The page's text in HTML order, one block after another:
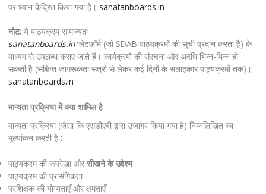
पर ध्यान केंद्रित किया गया है। sanatanboards.in
नोट:ये पाठ्यक्रम सामान्यतः
sanatanboards.inप्लेटफॉर्म (जो SDAB पाठ्यक्रमों की सूची प्रदान करता है) के
माध्यम से उपलब्ध कराए जाते हैं। कार्यक्रमों की संरचना और अवधि भिन्न-भिन्न हो
सकती है (संक्षिप्त जागरूकता सत्रों से लेकर कई दिनों के सलाहकार पाठ्यक्रमों तक)।
sanatanboards.in
मान्यता प्रक्रिया में क्या शामिल है
मान्यता प्रक्रिया (जैसा कि एसडीएबी द्वारा उजागर किया गया है) निम्नलिखित का
मूल्यांकन करती है :
पाठ्यक्रम की रूपरेखा और सीखने के उद्देश्य
पाठ्यक्रम की प्रासंगिकता
प्रशिक्षक की योग्यताएँ और क्षमताएँ